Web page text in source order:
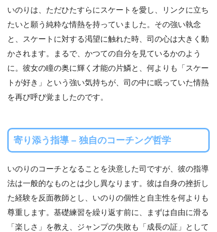
いのりは、ただひたすらにスケートを愛し、リンクに立ち
たいと願う純粋な情熱を持っていました。その強い執念
と、スケートに対する渇望に触れた時、司の心は大きく動
かされます。まるで、かつての自分を見ているかのよう
に。彼女の瞳の奥に輝く才能の片鱗と、何よりも「スケー
トが好き」という強い気持ちが、司の中に眠っていた情熱
を再び呼び覚ましたのです。
寄り添う指導 – 独自のコーチング哲学
いのりのコーチとなることを決意した司ですが、彼の指導
法は一般的なものとは少し異なります。彼は自身の挫折し
た経験を反面教師とし、いのりの個性と自主性を何よりも
尊重します。基礎練習を繰り返す前に、まずは自由に滑る
「楽しさ」を教え、ジャンプの失敗も「成長の証」として